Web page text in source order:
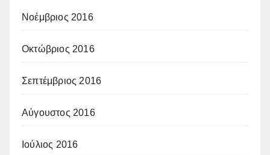
Νοέμβριος 2016
Οκτώβριος 2016
Σεπτέμβριος 2016
Αύγουστος 2016
Ιούλιος 2016